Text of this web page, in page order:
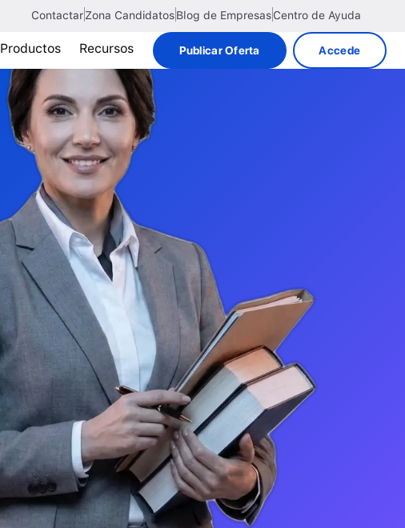
ContactarZona CandidatosBlog de EmpresasCentro de Ayuda
Productos Recursos Publicar Oferta Accede